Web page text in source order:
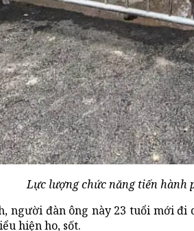
Lực lượng chức năng tiến hành
người đàn ông này 23 tuổi mới
hiện ho, sốt.